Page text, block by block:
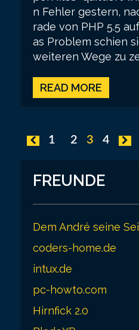
n Fehler gestern,
rade von PHP 5.5
as Problem schien
weiteren Wege zu
READ MORE
P
s
g
n
1 2 3 4
FREUNDE
Dem André seine
coders-home.de
intux.de
pc-howto.com
Hirnfick 2.0